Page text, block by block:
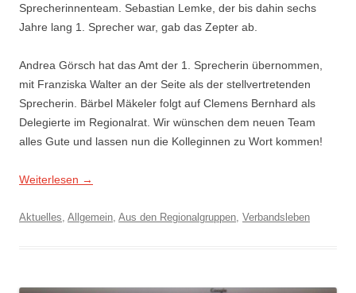
Sprecherinnenteam. Sebastian Lemke, der bis dahin sechs
Jahre lang 1. Sprecher war, gab das Zepter ab.
Andrea Görsch hat das Amt der 1. Sprecherin übernommen,
mit Franziska Walter an der Seite als der stellvertretenden
Sprecherin. Bärbel Mäkeler folgt auf Clemens Bernhard als
Delegierte im Regionalrat. Wir wünschen dem neuen Team
alles Gute und lassen nun die Kolleginnen zu Wort kommen!
Weiterlesen →
Aktuelles Allgemein Aus den Regionalgruppen Verbandsleben